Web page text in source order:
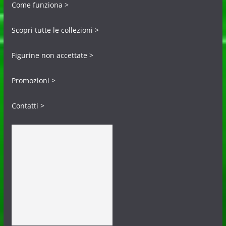
Come funziona >
Scopri tutte le collezioni >
Figurine non accettate >
Promozioni >
Contatti >